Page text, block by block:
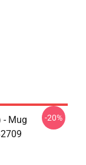
- Mug
-20%